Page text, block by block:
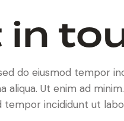
in
do eiusmod tempor
aliqua. Ut enim ad
tempor incididunt ut